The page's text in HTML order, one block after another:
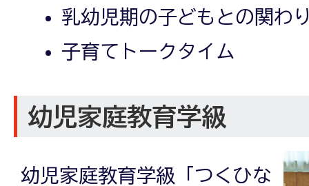
乳幼児期の子どもとの関わ
子育てトークタイム
幼児家庭教育学級
幼児家庭教育学級「つくひな